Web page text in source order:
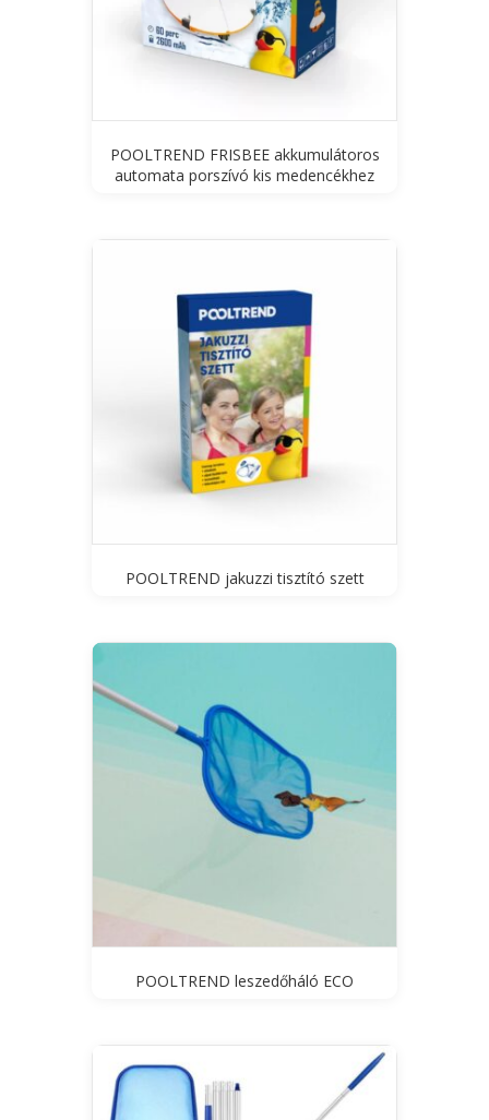
POOLTREND FRISBEE akkumulátoros
automata porszívó kis medencékhez
POOLTREND jakuzzi tisztító szett
POOLTREND leszedőháló ECO